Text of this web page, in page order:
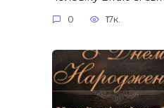
0 17к.